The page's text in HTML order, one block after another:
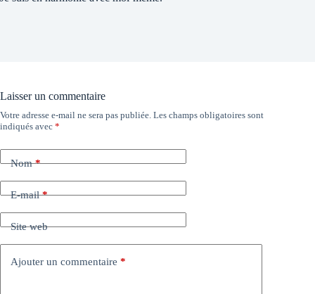
Laisser un commentaire
Votre adresse e-mail ne sera pas publiée. Les champs obligatoires sont
indiqués avec *
Nom*
E-mail*
Site web
Ajouter un commentaire *